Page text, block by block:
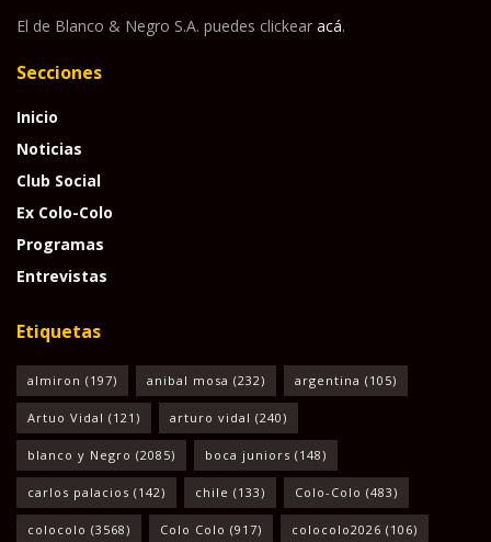
El de Blanco & Negro S.A. puedes clickear acá.
Secciones
Inicio
Noticias
Club Social
Ex Colo-Colo
Programas
Entrevistas
Etiquetas
almiron (197) anibal mosa (232) argentina (105)
Artuo Vidal (121) arturo vidal (240)
blanco y Negro (2085) boca juniors (148)
carlos palacios (142) chile (133) Colo-Colo (483)
colocolo (3568) Colo Colo (917) colocolo2026 (106)